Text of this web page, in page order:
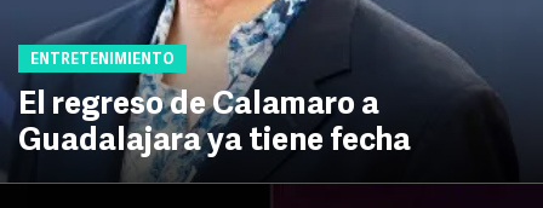
ENTRETENIMIENTO
El regreso de Calamaro a
Guadalajara ya tiene fecha